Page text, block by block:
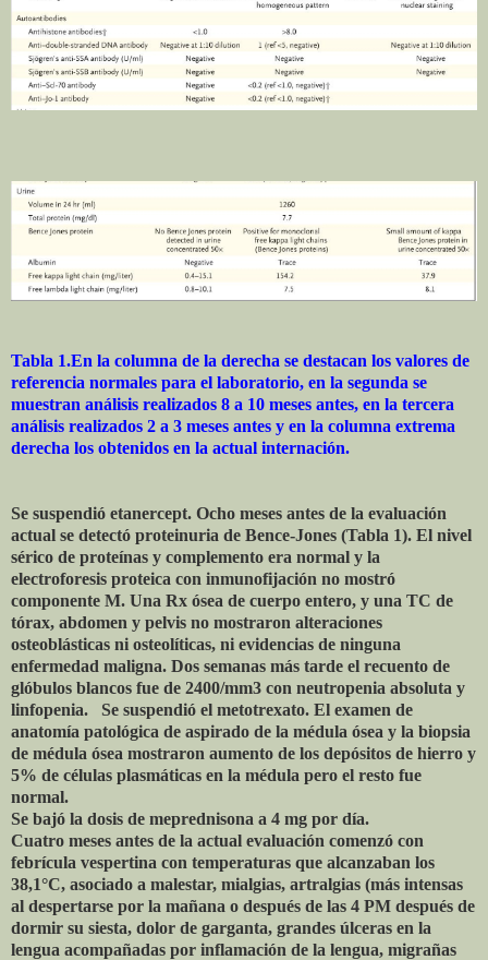
Tabla 1.En la columna de la derecha se destacan los valores de
referencia normales para el laboratorio, en la segunda se
muestran análisis realizados 8 a 10 meses antes, en la tercera
análisis realizados 2 a 3 meses antes y en la columna extrema
derecha los obtenidos en la actual internación.
Se suspendió etanercept. Ocho meses antes de la evaluación
actual se detectó proteinuria de Bence-Jones (Tabla 1). El nivel
sérico de proteínas y complemento era normal y la
electroforesis proteica con inmunofijación no mostró
componente M. Una Rx ósea de cuerpo entero, y una TC de
tórax, abdomen y pelvis no mostraron alteraciones
osteoblásticas ni osteolíticas, ni evidencias de ninguna
enfermedad maligna. Dos semanas más tarde el recuento de
glóbulos blancos fue de 2400/mm3 con neutropenia absoluta y
linfopenia. Se suspendió el metotrexato. El examen de
anatomía patológica de aspirado de la médula ósea y la biopsia
de médula ósea mostraron aumento de los depósitos de hierro y
5% de células plasmáticas en la médula pero el resto fue
normal.
Se bajó la dosis de meprednisona a 4 mg por día.
Cuatro meses antes de la actual evaluación comenzó con
febrícula vespertina con temperaturas que alcanzaban los
38,1°C, asociado a malestar, mialgias, artralgias (más intensas
al despertarse por la mañana o después de las 4 PM después de
dormir su siesta, dolor de garganta, grandes úlceras en la
lengua acompañadas por inflamación de la lengua, migrañas